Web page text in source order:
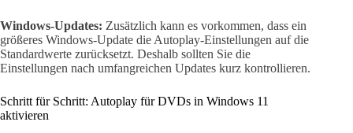
Windows-Updates: Zusätzlich kann es vorkommen, dass ein
größeres Windows-Update die Autoplay-Einstellungen auf die
Standardwerte zurücksetzt. Deshalb sollten Sie die
Einstellungen nach umfangreichen Updates kurz kontrollieren.
Schritt für Schritt: Autoplay für DVDs in Windows 11
aktivieren